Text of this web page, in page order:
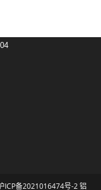
ICP备2021016474号-2 铝